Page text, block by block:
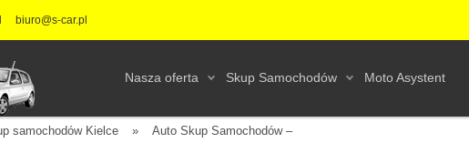
biuro@s-car.pl
Nasza oferta Skup Samochodów Moto Asystent
samochodów Kielce » Auto Skup Samochodów –